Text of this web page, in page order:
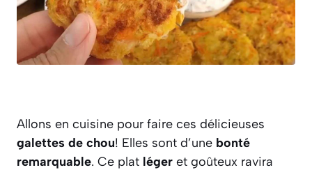
Allons en cuisine pour faire ces délicieuses
galettes de chou! Elles sont d’une bonté
remarquable. Ce plat léger et goûteux ravira